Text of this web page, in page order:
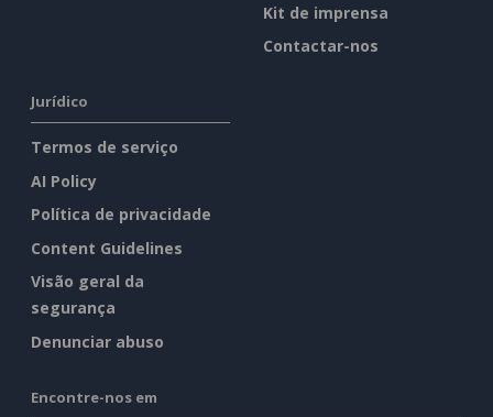
Kit de imprensa
Contactar-nos
Jurídico
Termos de serviço
AI Policy
Política de privacidade
Content Guidelines
Visão geral da
segurança
Denunciar abuso
Encontre-nos em